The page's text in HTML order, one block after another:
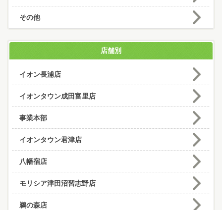
その他
店舗別
イオン長浦店
イオンタウン成田富里店
事業本部
イオンタウン君津店
八幡宿店
モリシア津田沼習志野店
鵜の森店